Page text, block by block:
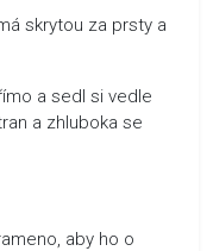
skrytou za prsty a
a sedl si vedle
a zhluboka se
aby ho o